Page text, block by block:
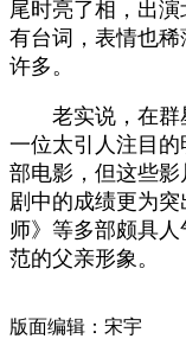
尾时亮了相，出
有台词，表情也
许多。
老实说，在群
一位太引人注目的
部电影，但这些
剧中的成绩更为
师》等多部颇具
范的父亲形象。
版面编辑：宋宇